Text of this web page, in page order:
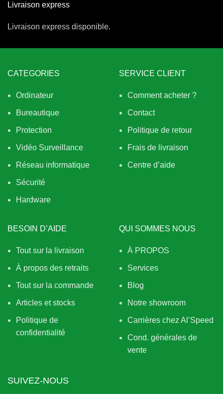
Livraison express
Livraison express disponible.
CATEGORIES
Ordinateur
Bureautique
Protection
Vidéo Surveillance
Réseau informatique
Sécurité
Hardware
SERVICE CLIENT
Comment acheter ?
Contact
Politique de retour
Frais de livraison
Centre d’aide
BESOIN D’AIDE
Tout sur la livraison
À propos des retraits
Tout sur la commande
Articles et stocks
Politique de
confidentialité
QUI SOMMES NOUS
À PROPOS
Services
Blog
Notre showroom
Carrières chez Al’Speed
Cond. générales de
vente
SUIVEZ-NOUS